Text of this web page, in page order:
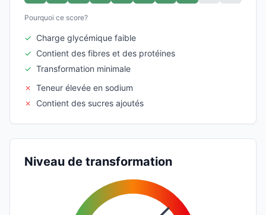
Pourquoi ce score?
✓ Charge glycémique faible
✓ Contient des fibres et des protéines
✓ Transformation minimale
✗ Teneur élevée en sodium
✗
Contient des sucres ajoutés
Niveau de transformation